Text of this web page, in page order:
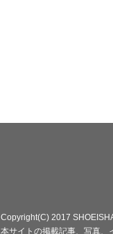
Copyright(C) 2017
本サイトの掲載記事、写真、